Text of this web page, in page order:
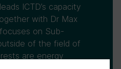
ICTD’s capacity
with Dr Max
on Sub-
of the field of
are energy